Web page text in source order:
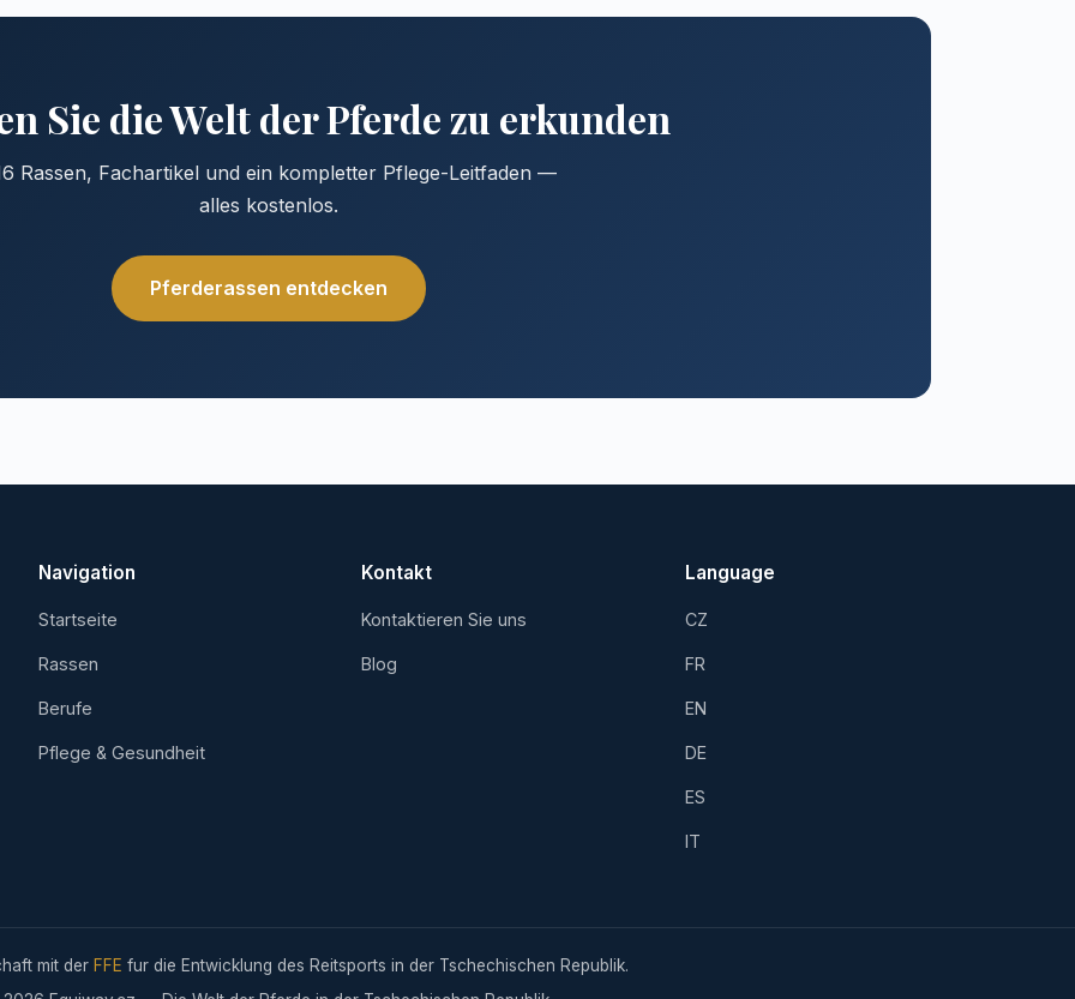
Sie die Welt der Pferde zu erkunden
Rassen, Fachartikel und ein kompletter Pflege-Leitfaden —
alles kostenlos.
Pferderassen entdecken
Navigation
Startseite
Rassen
Berufe
Pflege & Gesundheit
Kontakt
Kontaktieren Sie uns
Blog
Language
CZ
FR
EN
DE
ES
IT
mit der FFE fur die Entwicklung des Reitsports in der Tschechischen Republik.